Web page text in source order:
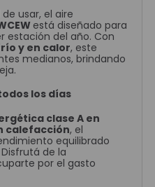
usar, el aire
está diseñado para
estación del año. Con
y en calor, este
medianos, brindando
los días
clase A en
calefacción, el
equilibrado
de la
por el gasto